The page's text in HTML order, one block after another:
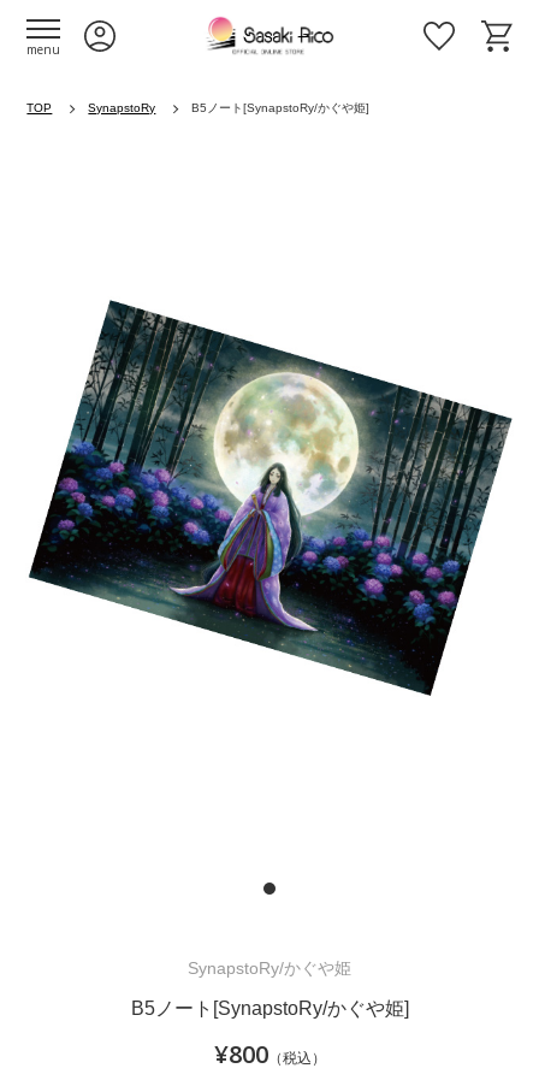
menu
TOP SynapstoRy B5ノート[SynapstoRy/かぐや姫]
SynapstoRy/かぐや姫
B5ノート[SynapstoRy/かぐや姫]
¥800（税込）